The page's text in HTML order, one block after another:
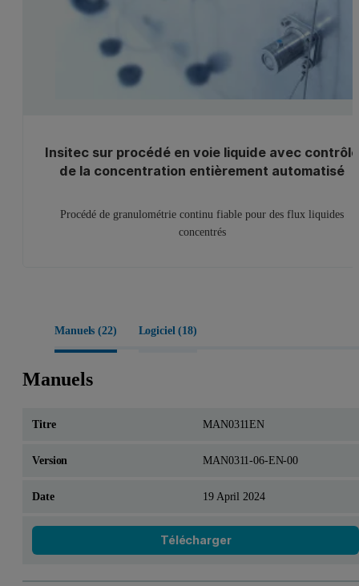
Insitec sur procédé en voie liquide avec contrôle
de la concentration entièrement automatisé
Procédé de granulométrie continu fiable pour des flux liquides
concentrés
Manuels (22) Logiciel (18)
Manuels
MAN0311EN
MAN0311-06-EN-00
19 April 2024
Télécharger